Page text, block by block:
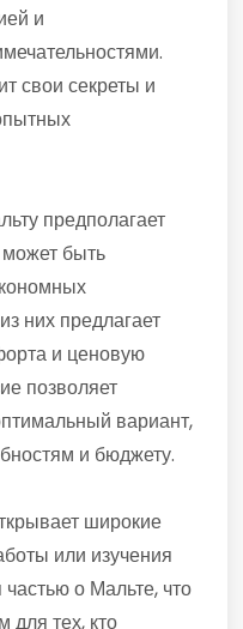
и
свои секреты и
предполагает
может быть
них предлагает
и ценовую
позволяет
вариант,
и бюджету.
широкие
или изучения
о Мальте, что
для тех, кто